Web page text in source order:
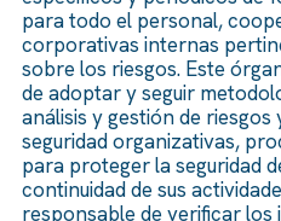
para todo el personal,
corporativas internas
sobre los riesgos. Este
de adoptar y seguir
análisis y gestión de riesgos
seguridad organizativas,
para proteger la seguridad
continuidad de sus
responsable de verificar los